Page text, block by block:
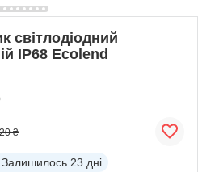
світлодіодний
IP68 Ecolend
₴
Залишилось 23 дні